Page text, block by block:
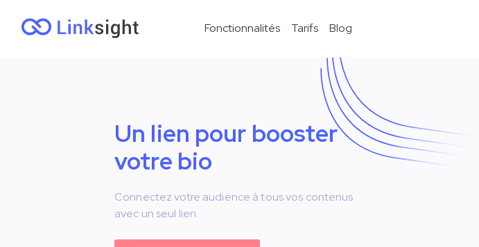
Fonctionnalités Tarifs Blog
Un lien pour booster
votre bio
Connectez votre audience à tous vos contenus
avec un seul lien.